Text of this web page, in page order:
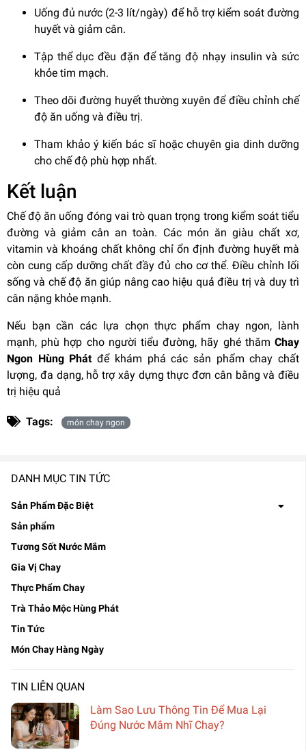
DANH MỤC TIN TỨC
Sản Phẩm Đặc Biệt
Sản phẩm
Tương Sốt Nước Mắm
Gia Vị Chay
Thực Phẩm Chay
Trà Thảo Mộc Hùng Phát
Tin Tức
Món Chay Hàng Ngày
TIN LIÊN QUAN
Làm Sao Lưu Thông Tin Để Mua Lại
Đúng Nước Mắm Nhĩ Chay?
Uống đủ nước (2-3 lít/ngày) để hỗ trợ kiểm soát đường
huyết và giảm cân.
Tập thể dục đều đặn để tăng độ nhạy insulin và sức
khỏe tim mạch.
Theo dõi đường huyết thường xuyên để điều chỉnh chế
độ ăn uống và điều trị.
Tham khảo ý kiến bác sĩ hoặc chuyên gia dinh dưỡng
cho chế độ phù hợp nhất.
Kết luận
Chế độ ăn uống đóng vai trò quan trọng trong kiểm soát tiểu
đường và giảm cân an toàn. Các món ăn giàu chất xơ,
vitamin và khoáng chất không chỉ ổn định đường huyết mà
còn cung cấp dưỡng chất đầy đủ cho cơ thể. Điều chỉnh lối
sống và chế độ ăn giúp nâng cao hiệu quả điều trị và duy trì
cân nặng khỏe mạnh.
Nếu bạn cần các lựa chọn thực phẩm chay ngon, lành
mạnh, phù hợp cho người tiểu đường, hãy ghé thăm Chay
Ngon Hùng Phátđể khám phá các sản phẩm chay chất
lượng, đa dạng, hỗ trợ xây dựng thực đơn cân bằng và điều
trị hiệu quả
Tags: món chay ngon